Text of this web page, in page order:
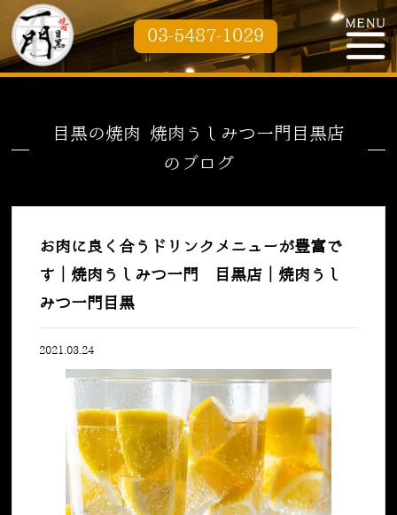
03-5487-1029
目黒の焼肉 焼肉うしみつ一門目黒店
のブログ
お肉に良く合うドリンクメニューが豊富で
す｜焼肉うしみつ一門 目黒店｜焼肉うし
みつ一門目黒
2021.03.24